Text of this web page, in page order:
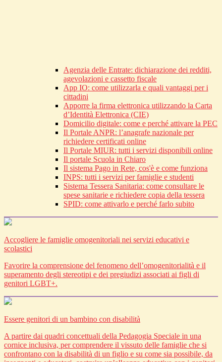
Agenzia delle Entrate: dichiarazione dei redditi,
agevolazioni e cassetto fiscale
App IO: come utilizzarla e quali vantaggi per i
cittadini
Apporre la firma elettronica utilizzando la Carta
d’Identità Elettronica (CIE)
Domicilio digitale: come e perché attivare la PEC
Il Portale ANPR: l’anagrafe nazionale per
richiedere certificati online
Il Portale MIUR: tutti i servizi disponibili online
Il portale Scuola in Chiaro
Il sistema Pago in Rete, cos'è e come funziona
INPS: tutti i servizi per famiglie e studenti
Sistema Tessera Sanitaria: come consultare le
spese sanitarie e richiedere copia della tessera
SPID: come attivarlo e perché farlo subito
Accogliere le famiglie omogenitoriali nei servizi educativi e
scolastici
Favorire la comprensione del fenomeno dell’omogenitorialità e il
superamento degli stereotipi e dei pregiudizi associati ai figli di
genitori LGBT+.
Essere genitori di un bambino con disabilità
A partire dai quadri concettuali della Pedagogia Speciale in una
cornice inclusiva, per comprendere il vissuto delle famiglie che si
confrontano con la disabilità di un figlio e su come sia possibile, da